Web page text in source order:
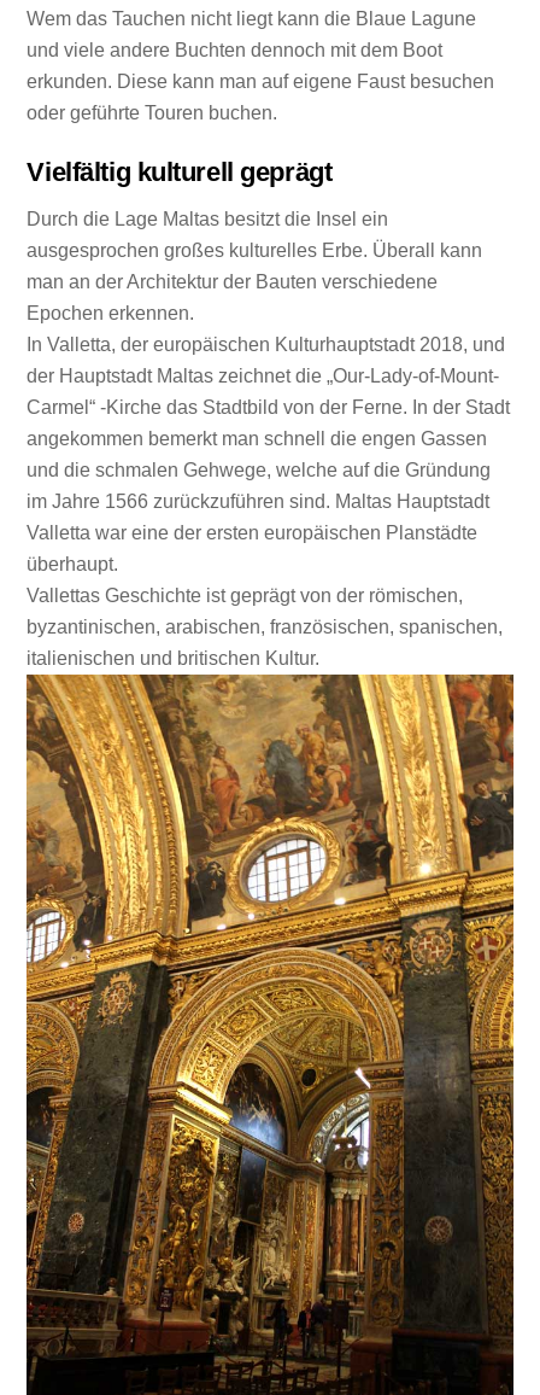
Wem das Tauchen nicht liegt kann die Blaue Lagune
und viele andere Buchten dennoch mit dem Boot
erkunden. Diese kann man auf eigene Faust besuchen
oder geführte Touren buchen.
Vielfältig kulturell geprägt
Durch die Lage Maltas besitzt die Insel ein
ausgesprochen großes kulturelles Erbe. Überall kann
man an der Architektur der Bauten verschiedene
Epochen erkennen.
In Valletta, der europäischen Kulturhauptstadt 2018, und
der Hauptstadt Maltas zeichnet die „Our-Lady-of-Mount-
Carmel“ -Kirche das Stadtbild von der Ferne. In der Stadt
angekommen bemerkt man schnell die engen Gassen
und die schmalen Gehwege, welche auf die Gründung
im Jahre 1566 zurückzuführen sind. Maltas Hauptstadt
Valletta war eine der ersten europäischen Planstädte
überhaupt.
Vallettas Geschichte ist geprägt von der römischen,
byzantinischen, arabischen, französischen, spanischen,
italienischen und britischen Kultur.